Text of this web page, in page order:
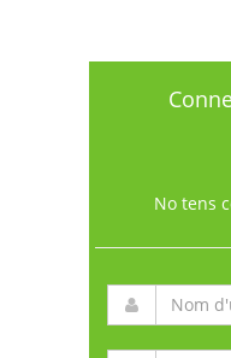
No tens